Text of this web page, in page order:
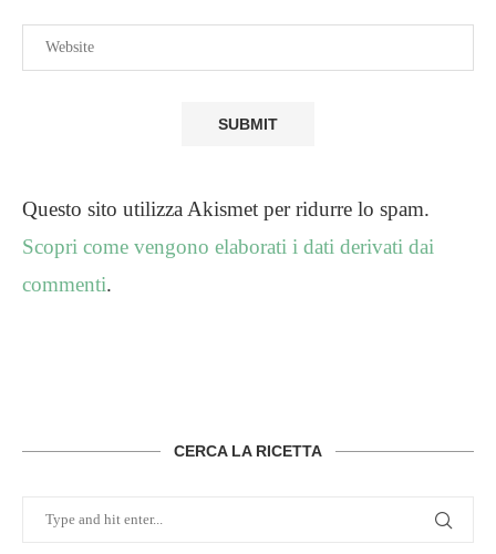
Questo sito utilizza Akismet per ridurre lo spam.
Scopri come vengono elaborati i dati derivati dai
commenti.
CERCA LA RICETTA